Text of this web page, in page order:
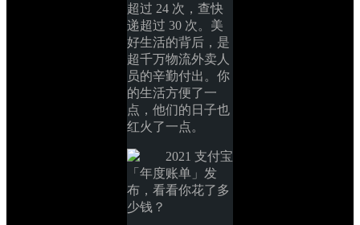
超过 24 次，查快
递超过 30 次。美
好生活的背后，是
超千万物流外卖人
员的辛勤付出。你
的生活方便了一
点，他们的日子也
红火了一点。